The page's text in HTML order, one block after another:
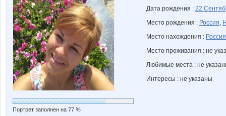
Портрет заполнен на 77 %
Дата рождения : 22
Место рождения : Россия,
Место нахождения : Россия
Место проживания : не
Любимые места : не
Интересы : не указаны